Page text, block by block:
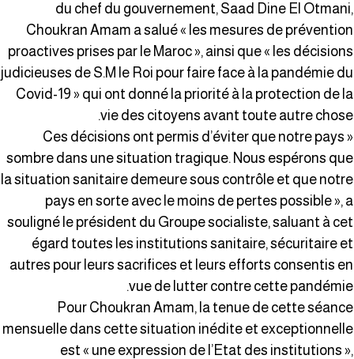
du chef du gouvernement, Saad Dine El
Choukran Amam a salué « les mesures de
proactives prises par le Maroc », ainsi que « les
judicieuses de S.M le Roi pour faire face à la pandémie
Covid-19 » qui ont donné la priorité à la protection de
vie des citoyens avant toute autre
« Ces décisions ont permis d’éviter que notre pays
sombre dans une situation tragique. Nous espérons
la situation sanitaire demeure sous contrôle et que
pays en sorte avec le moins de pertes possible »,
souligné le président du Groupe socialiste, saluant à
égard toutes les institutions sanitaire, sécuritaire
autres pour leurs sacrifices et leurs efforts consentis
vue de lutter contre cette
Pour Choukran Amam, la tenue de cette
mensuelle dans cette situation inédite et
est « une expression de l’Etat des institutions